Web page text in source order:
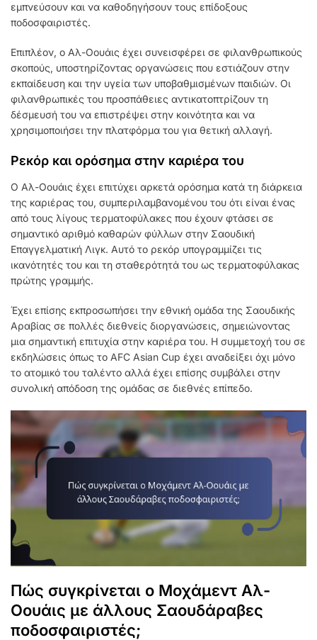
εμπνεύσουν και να καθοδηγήσουν τους επίδοξους
ποδοσφαιριστές.
Επιπλέον, ο Αλ-Οουάις έχει συνεισφέρει σε φιλανθρωπικούς
σκοπούς, υποστηρίζοντας οργανώσεις που εστιάζουν στην
εκπαίδευση και την υγεία των υποβαθμισμένων παιδιών. Οι
φιλανθρωπικές του προσπάθειες αντικατοπτρίζουν τη
δέσμευσή του να επιστρέψει στην κοινότητα και να
χρησιμοποιήσει την πλατφόρμα του για θετική αλλαγή.
Ρεκόρ και ορόσημα στην καριέρα του
Ο Αλ-Οουάις έχει επιτύχει αρκετά ορόσημα κατά τη διάρκεια
της καριέρας του, συμπεριλαμβανομένου του ότι είναι ένας
από τους λίγους τερματοφύλακες που έχουν φτάσει σε
σημαντικό αριθμό καθαρών φύλλων στην Σαουδική
Επαγγελματική Λιγκ. Αυτό το ρεκόρ υπογραμμίζει τις
ικανότητές του και τη σταθερότητά του ως τερματοφύλακας
πρώτης γραμμής.
Έχει επίσης εκπροσωπήσει την εθνική ομάδα της Σαουδικής
Αραβίας σε πολλές διεθνείς διοργανώσεις, σημειώνοντας
μια σημαντική επιτυχία στην καριέρα του. Η συμμετοχή του σε
εκδηλώσεις όπως το AFC Asian Cup έχει αναδείξει όχι μόνο
το ατομικό του ταλέντο αλλά έχει επίσης συμβάλει στην
συνολική απόδοση της ομάδας σε διεθνές επίπεδο.
Πώς συγκρίνεται ο Μοχάμεντ Αλ-
Οουάις με άλλους Σαουδάραβες
ποδοσφαιριστές;